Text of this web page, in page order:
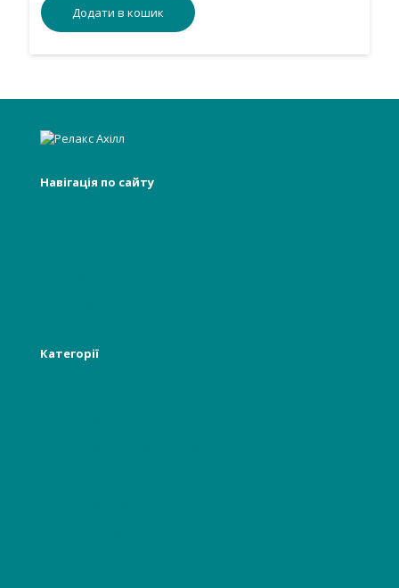
Додати в кошик
Навігація по сайту
Категорії